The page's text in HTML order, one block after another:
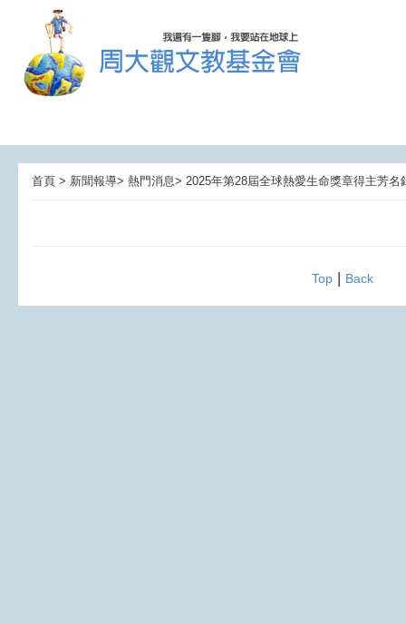
首頁 > 新聞報導> 熱門消息> 2025年第28屆全球熱愛生命獎章得主芳名
Top| Back